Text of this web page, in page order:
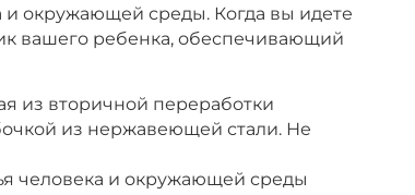
окружающей среды. Когда вы идете
вашего ребенка, обеспечивающий
из вторичной переработки
из нержавеющей стали. Не
человека и окружающей среды